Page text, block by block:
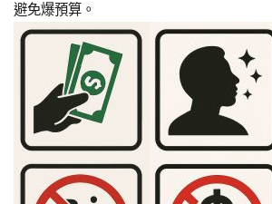
避免爆預算。